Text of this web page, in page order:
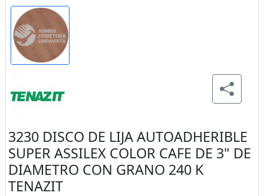
3230 DISCO DE LIJA AUTOADHERIBLE
SUPER ASSILEX COLOR CAFE DE 3" DE
DIAMETRO CON GRANO 240 K
TENAZIT